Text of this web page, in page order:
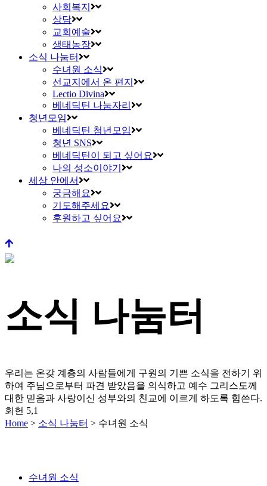
사회복지
상담
교회예술
생태농장
소식 나눔터
수녀원 소식
선교지에서 온 편지
Lectio Divina
베네딕틴 나눔자리
청년모임
베네딕틴 청년모임
청년 SNS
베네딕틴이 되고 싶어요
나의 성소이야기
세상 안에서
궁금해요
기도해주세요
후원하고 싶어요
소식 나눔터
우리는 온갖 계층의 사람들에게 구원의 기쁜 소식을 전하기 위
하여 주님으로부터 파견 받았음을 의식하고 예수 그리스도께
대한 믿음과 사랑이신 성부와의 친교에 이르게 하도록 힘쓴다.
회헌 5,1
Home > 소식 나눔터 > 수녀원 소식
수녀원 소식